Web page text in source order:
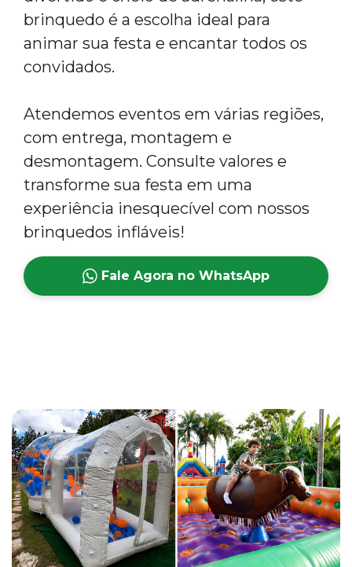
brinquedo é a escolha ideal para
animar sua festa e encantar todos os
convidados.
Atendemos eventos em várias regiões,
com entrega, montagem e
desmontagem. Consulte valores e
transforme sua festa em uma
experiência inesquecível com nossos
brinquedos infláveis!
Fale Agora no WhatsApp